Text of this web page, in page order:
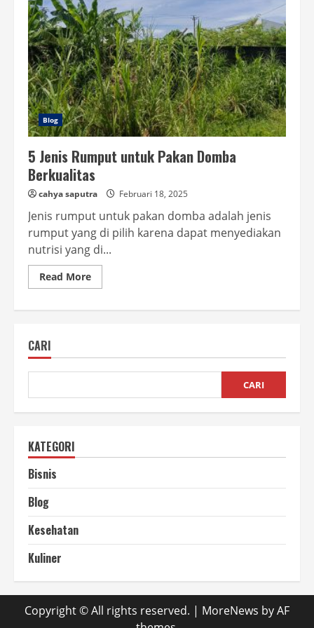
Blog
5 Jenis Rumput untuk Pakan Domba
Berkualitas
cahya saputra Februari 18, 2025
Jenis rumput untuk pakan domba adalah jenis
rumput yang di pilih karena dapat menyediakan
nutrisi yang di...
Read MoreRead
more
Domba
CARI
CARI
KATEGORI
Bisnis
Blog
Kesehatan
Kuliner
Copyright © All rights reserved. | MoreNews by AF